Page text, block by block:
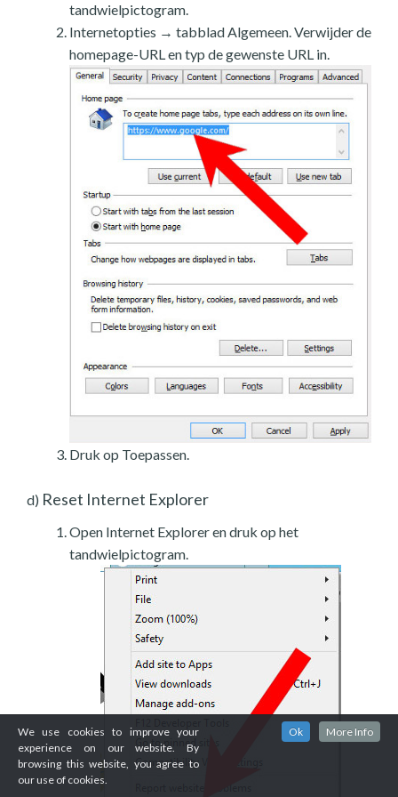
tandwielpictogram.
Internetopties → tabblad Algemeen. Verwijder de
homepage-URL en typ de gewenste URL in.
Druk op Toepassen.
d) Reset Internet Explorer
Open Internet Explorer en druk op het
tandwielpictogram.
We use cookies to improve your
experience on our website. By
browsing this website, you agree to
our use of cookies.
Ok More Info